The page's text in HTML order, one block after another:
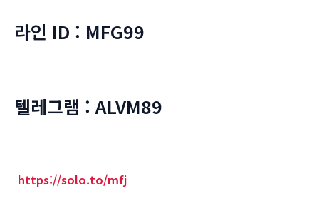
라인 ID : MFG99
텔레그램 : ALVM89
https://solo.to/mfj